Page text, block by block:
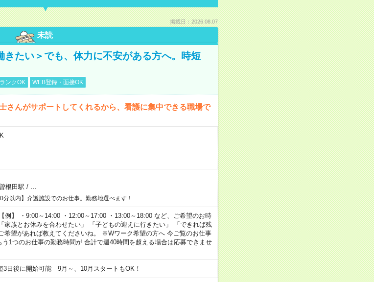
掲載日：2026.08.07
未読
きたい＞でも、体力に不安がある方へ。時短
ンクOK WEB登録・面接OK
さんがサポートしてくれるから、看護に集中できる職場で
根田駅 /
分以内】介護施設でのお仕事。勤務地選べます！
例】 ・9:00～14:00 ・12:00～17:00 ・13:00～18:00 など、ご希望のお時
家族とお休みを合わせたい」 「子どもの迎えに行きたい」 「できれば残
希望があれば教えてくださいね。 ※Wワーク希望の方へ 今ご覧のお仕事
1つのお仕事の勤務時間が 合計で週40時間を超える場合は応募できませ
日後に開始可能 9月～、10月スタートもOK！